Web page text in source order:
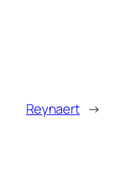
Reynaert →